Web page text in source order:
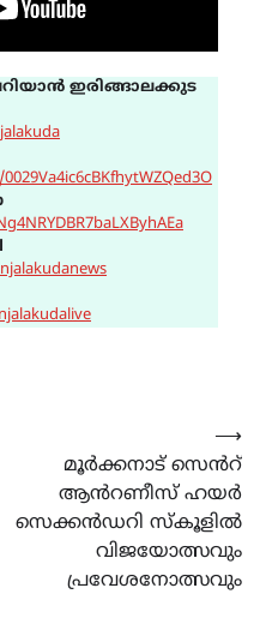
ഇരിങ്ങാലക്കുട
മൂർക്കനാട് സെൻറ്
ആൻറണീസ് ഹയർ
സെക്കൻഡറി സ്കൂളിൽ
വിജയോത്സവും
പ്രവേശനോത്സവും
⟶